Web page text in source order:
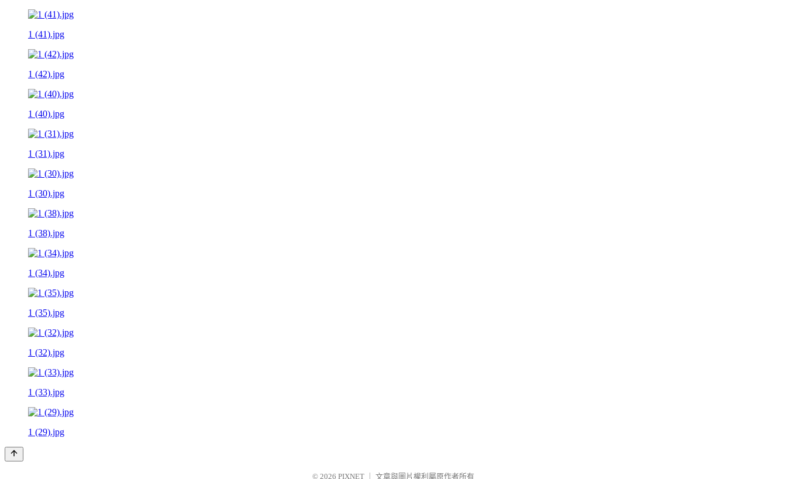
1 (41).jpg
1 (42).jpg
1 (40).jpg
1 (31).jpg
1 (30).jpg
1 (38).jpg
1 (34).jpg
1 (35).jpg
1 (32).jpg
1 (33).jpg
1 (29).jpg
© 2026 PIXNET 文章與圖片權利屬原作者所有